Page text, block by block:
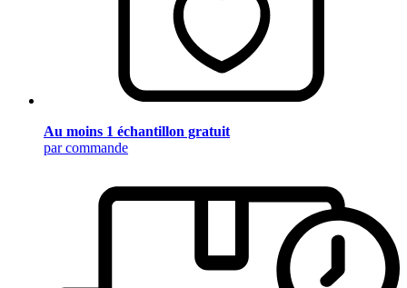
Au moins 1 échantillon gratuit
par commande